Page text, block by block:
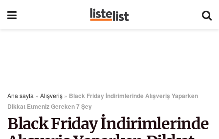
Ana sayfa » Alışveriş » Black Friday İndirimlerinde Alışveriş Yaparken
Dikkat Etmeniz Gereken 7 Şey
Black Friday İndirimlerinde